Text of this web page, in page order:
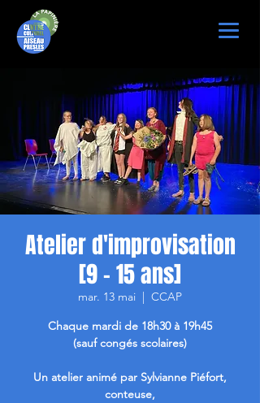
Atelier d'improvisation
[9 - 15 ans]
mar. 13 mai
  |
CCAP
Chaque mardi de 18h30 à 19h45
(sauf congés scolaires)
Un atelier animé par Sylvianne Piéfort,
conteuse,